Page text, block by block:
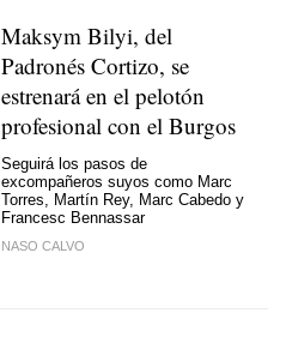
Maksym Bilyi, del
Padronés Cortizo, se
estrenará en el pelotón
profesional con el Burgos
Seguirá los pasos de
excompañeros suyos como Marc
Torres, Martín Rey, Marc Cabedo y
Francesc Bennassar
NASO CALVO